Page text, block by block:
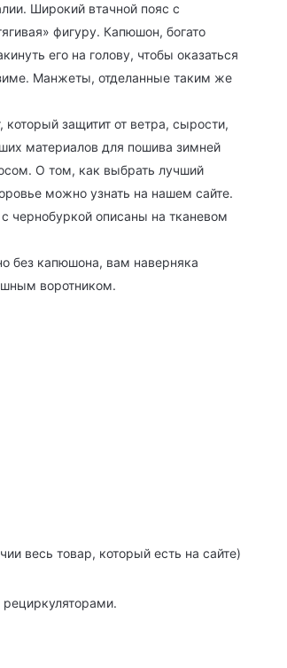
Широкий втачной пояс с
фигуру. Капюшон, богато
его на голову, чтобы оказаться
Манжеты, отделанные таким же
защитит от ветра, сырости,
материалов для пошива зимней
О том, как выбрать лучший
можно узнать на нашем сайте.
чернобуркой описаны на тканевом
без капюшона, вам наверняка
воротником.
весь товар, который есть на сайте)